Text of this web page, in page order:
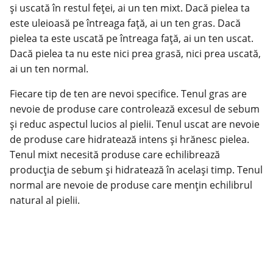
și uscată în restul feței, ai un ten mixt. Dacă pielea ta
este uleioasă pe întreaga față, ai un ten gras. Dacă
pielea ta este uscată pe întreaga față, ai un ten uscat.
Dacă pielea ta nu este nici prea grasă, nici prea uscată,
ai un ten normal.
Fiecare tip de ten are nevoi specifice. Tenul gras are
nevoie de produse care controlează excesul de sebum
și reduc aspectul lucios al pielii. Tenul uscat are nevoie
de produse care hidratează intens și hrănesc pielea.
Tenul mixt necesită produse care echilibrează
producția de sebum și hidratează în același timp. Tenul
normal are nevoie de produse care mențin echilibrul
natural al pielii.